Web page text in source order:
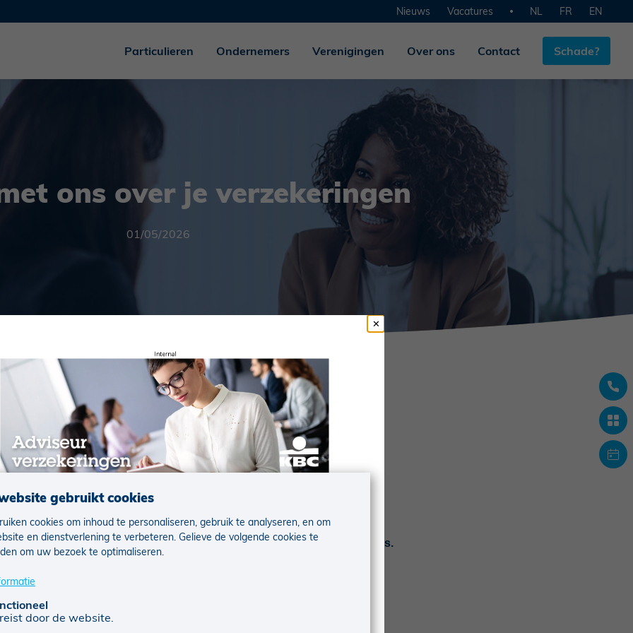
Particulieren Ondernemers Verenigingen Over ons Contact Schade?
Nieuws Vacatures NL FR EN
ons over je verzekeringen
01/05/2026
over je verzekeringen
ons praten over jouw verzekeringen en over wat voor jou belangrijk is.
beschermd blijft, wat er ook beweegt.
gebruikt cookies
cookies om inhoud te personaliseren, gebruik te analyseren, en om
en dienstverlening te verbeteren. Gelieve de volgende cookies te
om uw bezoek te optimaliseren.
door de website.